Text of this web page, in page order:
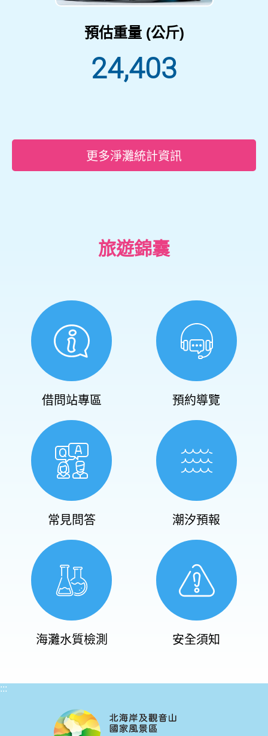
預估重量 (公斤)
24,403
更多淨灘統計資訊
旅遊錦囊
借問站專區 預約導覽
常見問答 潮汐預報
海灘水質檢測 安全須知
:::